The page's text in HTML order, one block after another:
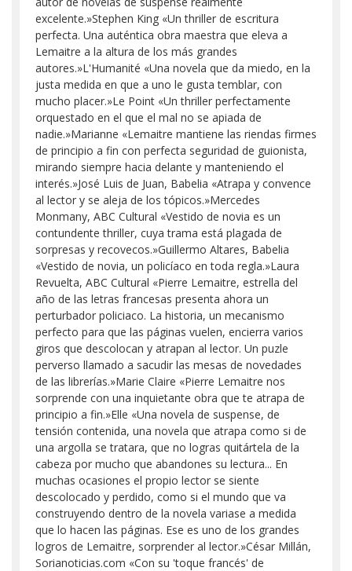
excelente.»Stephen King «Un thriller de escritura
perfecta. Una auténtica obra maestra que eleva a
Lemaitre a la altura de los más grandes
autores.»L'Humanité «Una novela que da miedo, en la
justa medida en que a uno le gusta temblar, con
mucho placer.»Le Point «Un thriller perfectamente
orquestado en el que el mal no se apiada de
nadie.»Marianne «Lemaitre mantiene las riendas firmes
de principio a fin con perfecta seguridad de guionista,
mirando siempre hacia delante y manteniendo el
interés.»José Luis de Juan, Babelia «Atrapa y convence
al lector y se aleja de los tópicos.»Mercedes
Monmany, ABC Cultural «Vestido de novia es un
contundente thriller, cuya trama está plagada de
sorpresas y recovecos.»Guillermo Altares, Babelia
«Vestido de novia, un policíaco en toda regla.»Laura
Revuelta, ABC Cultural «Pierre Lemaitre, estrella del
año de las letras francesas presenta ahora un
perturbador policiaco. La historia, un mecanismo
perfecto para que las páginas vuelen, encierra varios
giros que descolocan y atrapan al lector. Un puzle
perverso llamado a sacudir las mesas de novedades
de las librerías.»Marie Claire «Pierre Lemaitre nos
sorprende con una inquietante obra que te atrapa de
principio a fin.»Elle «Una novela de suspense, de
tensión contenida, una novela que atrapa como si de
una argolla se tratara, que no logras quitártela de la
cabeza por mucho que abandones su lectura... En
muchas ocasiones el propio lector se siente
descolocado y perdido, como si el mundo que va
construyendo dentro de la novela variase a medida
que lo hacen las páginas. Ese es uno de los grandes
logros de Lemaitre, sorprender al lector.»César Millán,
Sorianoticias.com «Con su 'toque francés' de